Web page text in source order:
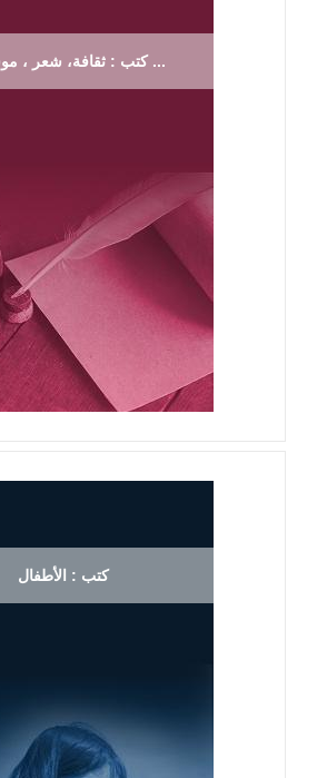
كتب : ثقافة، شعر ، موسيقى ...
كتب : الأطفال